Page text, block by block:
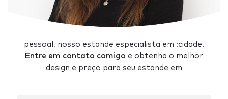
pessoal, nosso estande especialista em :cidade.
Entre em contato comigo e obtenha o melhor
design e preço para seu estande em